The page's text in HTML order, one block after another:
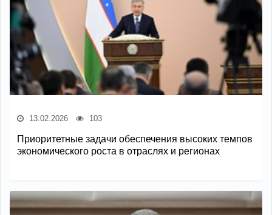
13.02.2026 103
Приоритетные задачи обеспечения высоких темпов
экономического роста в отраслях и регионах